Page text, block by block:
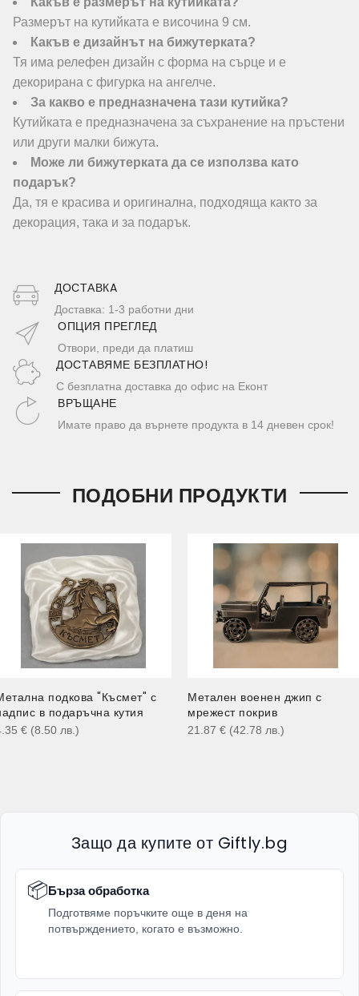
Размерът на кутийката е височина 9 см.
Какъв е дизайнът на бижутерката?
Тя има релефен дизайн с форма на сърце и е
декорирана с фигурка на ангелче.
За какво е предназначена тази кутийка?
Кутийката е предназначена за съхранение на пръстени
или други малки бижута.
Може ли бижутерката да се използва като
подарък?
Да, тя е красива и оригинална, подходяща както за
декорация, така и за подарък.
ДОСТАВКA
Доставка: 1-3 работни дни
ОПЦИЯ ПРЕГЛЕД
Отвори, преди да платиш
ДОСТАВЯМЕ БЕЗПЛАТНО!
С безплатна доставка до офис на Еконт
ВРЪЩАНЕ
Имате право да върнете продукта в 14 дневен срок!
ПОДОБНИ ПРОДУКТИ
подкова "Късмет" с
в подаръчна кутия
€ (8.50 лв. )
Метален военен джип с
мрежест покрив
21.87 € (42.78 лв. )
Защо да купите от Giftly.bg
📦Бърза обработка
Подготвяме поръчките още в деня на
потвърждението, когато е възможно.